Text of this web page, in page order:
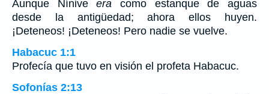
Aunque Níniveera como estanque de aguas
desde la antigüedad; ahora ellos huyen.
¡Deteneos! ¡Deteneos! Pero nadie se vuelve.
Habacuc 1:1
Profecía que tuvo en visión el profeta Habacuc.
Sofonías 2:13